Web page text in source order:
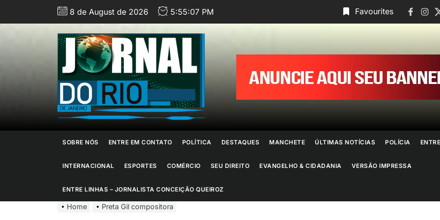
8 de August de 2026 5:55:08 PM Favourites
Jornal
do
Rio
de
Janeiro
SOBRE NÓS ENTRE EM CONTATO POLÍTICA DESTAQUES MANCHETE ÚLTIMAS NOTÍCIAS POLÍCIA
INTERNACIONAL ESPORTES COMÉRCIO SEU DIREITO EVANGELHO & CIDADANIA VERSÃO IMPRESSA
ENTRE LINHAS – JORNALISTA CONCEIÇÃO QUEIROZ
Home Preta Gil compositora